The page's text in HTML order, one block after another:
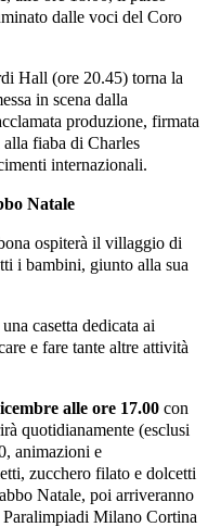
dalle voci del Coro
Hall (ore 20.45) torna la
in scena dalla
produzione, firmata
fiaba di Charles
internazionali.
Natale
ospiterà il villaggio di
i bambini, giunto alla sua
casetta dedicata ai
e fare tante altre attività
alle ore 17.00 con
quotidianamente (esclusi
animazioni e
zucchero filato e dolcetti
Natale, poi arriveranno
Milano Cortina